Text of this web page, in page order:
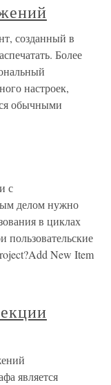
созданный в
Более
настроек,
обычными
с
делом нужно
в циклах
пользовательские
New Item
является